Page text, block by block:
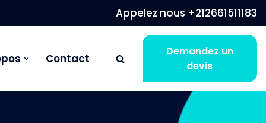
Appelez nous +212661511183
Contact
Demandez un
devis